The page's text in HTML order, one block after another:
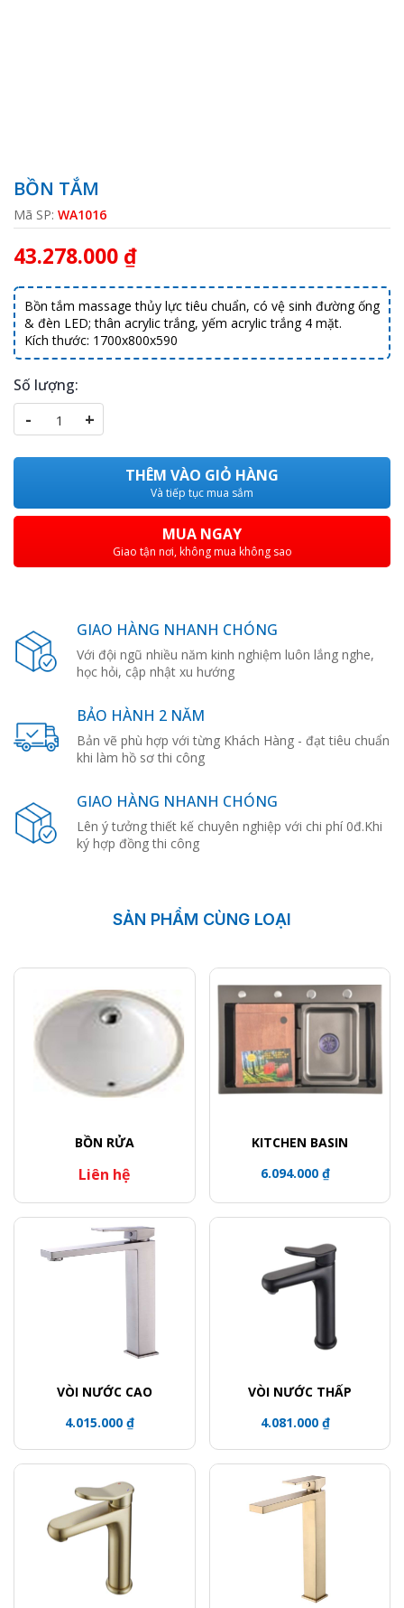
BỒN TẮM
Mã SP: WA1016
43.278.000 ₫
Bồn tắm massage thủy lực tiêu chuẩn, có vệ sinh đường ống
& đèn LED; thân acrylic trắng, yếm acrylic trắng 4 mặt.
Kích thước: 1700x800x590
Số lượng:
- +
THÊM VÀO GIỎ HÀNG
Và tiếp tục mua sắm
MUA NGAY
Giao tận nơi, không mua không sao
GIAO HÀNG NHANH CHÓNG
Với đội ngũ nhiều năm kinh nghiệm luôn lắng nghe,
học hỏi, cập nhật xu hướng
BẢO HÀNH 2 NĂM
Bản vẽ phù hợp với từng Khách Hàng - đạt tiêu chuẩn
khi làm hồ sơ thi công
GIAO HÀNG NHANH CHÓNG
Lên ý tưởng thiết kế chuyên nghiệp với chi phí 0đ.Khi
ký hợp đồng thi công
SẢN PHẨM CÙNG LOẠI
BỒN RỬA
Liên hệ
KITCHEN BASIN
6.094.000 ₫
VÒI NƯỚC CAO
4.015.000 ₫
VÒI NƯỚC THẤP
4.081.000 ₫